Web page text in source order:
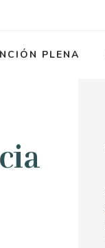
PLENA